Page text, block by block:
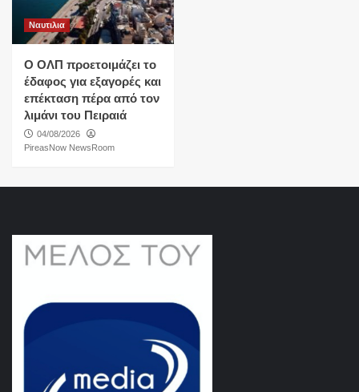
Ναυτιλια
O ΟΛΠ προετοιμάζει το
έδαφος για εξαγορές και
επέκταση πέρα από τον
λιμάνι του Πειραιά
04/08/2026
PireasNow NewsRoom